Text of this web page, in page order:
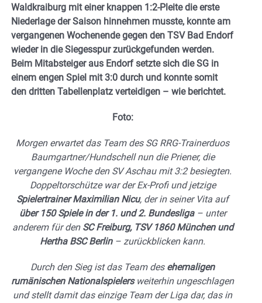
Waldkraiburg mit einer knappen 1:2-Pleite die erste
Niederlage der Saison hinnehmen musste, konnte am
vergangenen Wochenende gegen den TSV Bad Endorf
wieder in die Siegesspur zurückgefunden werden.
Beim Mitabsteiger aus Endorf setzte sich die SG in
einem engen Spiel mit 3:0 durch und konnte somit
den dritten Tabellenplatz verteidigen – wie berichtet.
Foto:
Morgen erwartet das Team des SG RRG-Trainerduos
Baumgartner/Hundschell nun die Priener, die
vergangene Woche den SV Aschau mit 3:2 besiegten.
Doppeltorschütze war der Ex-Profi und jetzige
Spielertrainer Maximilian Nicu, der in seiner Vita auf
über 150 Spiele in der 1. und 2. Bundesliga– unter
anderem für den SC Freiburg, TSV 1860 München und
Hertha BSC Berlin– zurückblicken kann.
Durch den Sieg ist das Team desehemaligen
rumänischen Nationalspielersweiterhin ungeschlagen
und stellt damit das einzige Team der Liga dar, das in